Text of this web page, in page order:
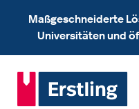
Zum Hauptinhalt springen
Maßgeschneiderte
Universitäten und